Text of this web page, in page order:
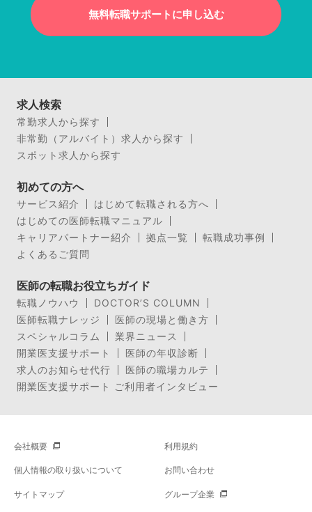
無料転職サポートに申し込む
求人検索
常勤求人から探す
非常勤（アルバイト）求人から探す
スポット求人から探す
初めての方へ
サービス紹介
はじめて転職される方へ
はじめての医師転職マニュアル
キャリアパートナー紹介
拠点一覧
転職成功事例
よくあるご質問
医師の転職お役立ちガイド
転職ノウハウ
DOCTOR’S COLUMN
医師転職ナレッジ
医師の現場と働き方
スペシャルコラム
業界ニュース
開業医支援サポート
医師の年収診断
求人のお知らせ代行
医師の職場カルテ
開業医支援サポート ご利用者インタビュー
会社概要 利用規約
個人情報の取り扱いについて お問い合わせ
サイトマップ グループ企業